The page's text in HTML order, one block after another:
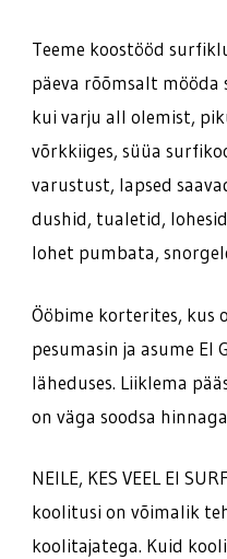
Teeme koostööd
päeva rõõmsalt
kui varju all olemist,
võrkkiiges, süüa
varustust, lapsed
dushid, tualetid,
lohet pumbata,
Ööbime korterites, kus
pesumasin ja asume El
läheduses. Liiklema
on väga soodsa
NEILE, KES VEEL EI
koolitusi on võimalik
koolitajatega. Kuid